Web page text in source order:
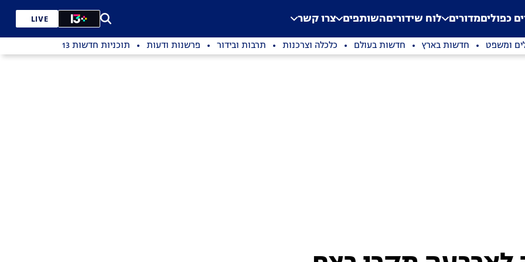
Application error: a
. כפוליםמדורים לוח שידוריםהשותפים צרו קשר LIVE
ומשפט חדשות בארץ חדשות בעולם כלכלה וצרכנות תרבות ובידור פרשנות ודעות תוכניות חדשות 13